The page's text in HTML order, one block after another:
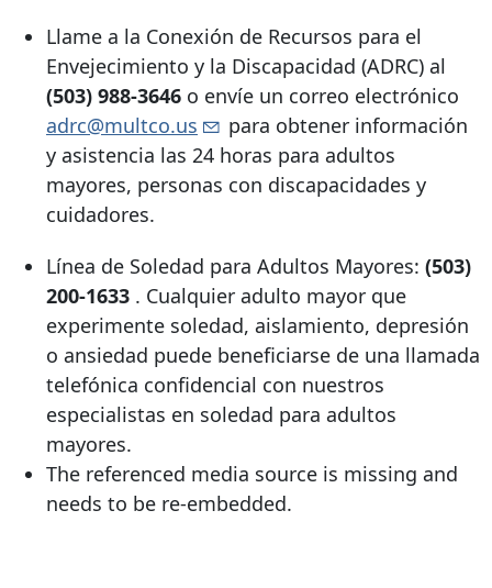
Llame a la Conexión de Recursos para el
Envejecimiento y la Discapacidad (ADRC) al
(503) 988-3646 o envíe un correo electrónico
adrc@multco.us
para obtener información
y asistencia las 24 horas para adultos
mayores, personas con discapacidades y
cuidadores.
Línea de Soledad para Adultos Mayores: (503)
200-1633 . Cualquier adulto mayor que
experimente soledad, aislamiento, depresión
o ansiedad puede beneficiarse de una llamada
telefónica confidencial con nuestros
especialistas en soledad para adultos
mayores.
The referenced media source is missing and
needs to be re-embedded.